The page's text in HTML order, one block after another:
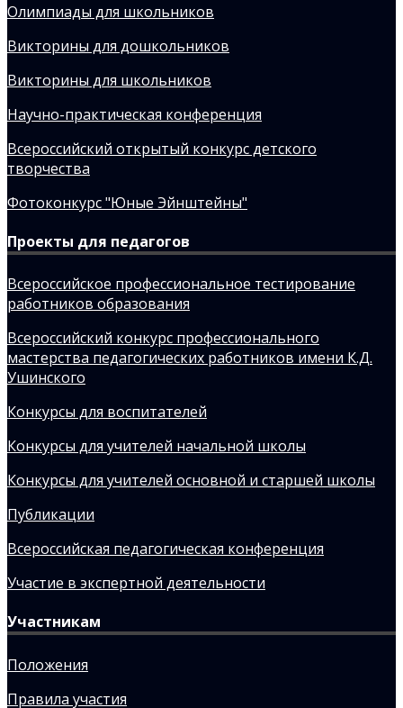
Олимпиады для школьников
Викторины для дошкольников
Викторины для школьников
Научно-практическая конференция
Всероссийский открытый конкурс детского
творчества
Фотоконкурс "Юные Эйнштейны"
Проекты для педагогов
Всероссийское профессиональное тестирование
работников образования
Всероссийский конкурс профессионального
мастерства педагогических работников имени К.Д.
Ушинского
Конкурсы для воспитателей
Конкурсы для учителей начальной школы
Конкурсы для учителей основной и старшей школы
Публикации
Всероссийская педагогическая конференция
Участие в экспертной деятельности
Участникам
Положения
Правила участия